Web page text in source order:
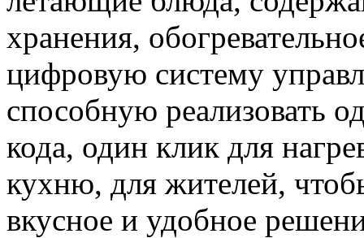
хранения,
цифровую систему
способную реализовать
кода, один клик для
кухню, для жителей,
вкусное и удобное